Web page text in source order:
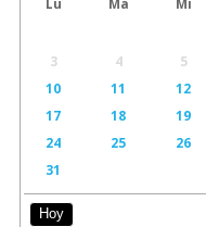
3
4 5
10
11 12
17
18 19
24
25 26
31
Hoy